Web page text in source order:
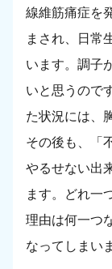
線維筋痛症を
まされ、日常
います。調子
いと思うので
た状況には、
その後も、「
やるせない出
ます。どれ一
理由は何一つ
なってしまい